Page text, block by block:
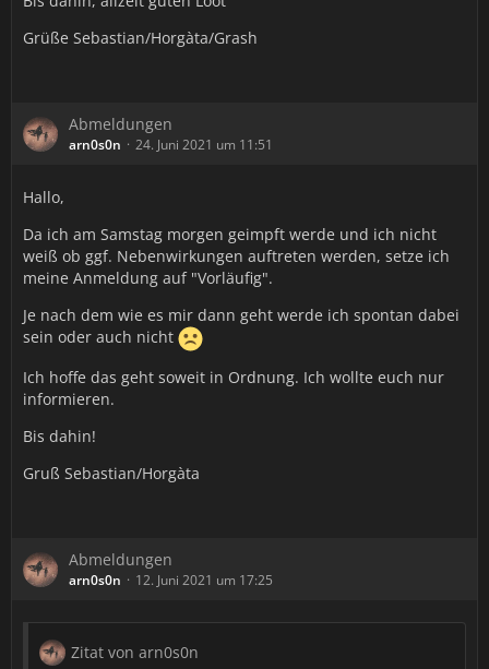
Grüße Sebastian/Horgàta/Grash
Abmeldungen
arn0s0n 24. Juni 2021 um 11:51
Hallo,
Da ich am Samstag morgen geimpft werde und ich nicht
weiß ob ggf. Nebenwirkungen auftreten werden, setze ich
meine Anmeldung auf "Vorläufig".
Je nach dem wie es mir dann geht werde ich spontan dabei
sein oder auch nicht
Ich hoffe das geht soweit in Ordnung. Ich wollte euch nur
informieren.
Bis dahin!
Gruß Sebastian/Horgàta
Abmeldungen
arn0s0n 12. Juni 2021 um 17:25
Zitat von arn0s0n